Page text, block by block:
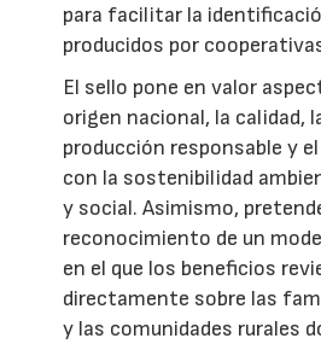
para facilitar la
producidos por
El sello pone en valor
origen nacional, la calidad,
producción responsable y
con la sostenibilidad
y social. Asimismo,
reconocimiento de un
en el que los beneficios
directamente sobre las
y las comunidades rurales